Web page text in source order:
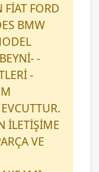
FİAT FORD
BMW
-
-
İLETİŞİME
VE